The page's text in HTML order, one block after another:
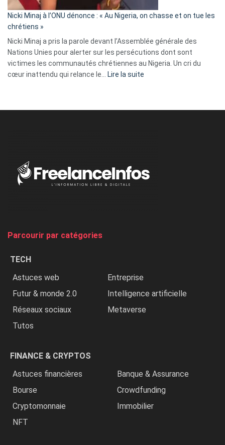
parle
ses
tripes »
Nicki Minaj à l’ONU dénonce : « Au Nigeria, on chasse et on tue les
chrétiens »
Nicki Minaj a pris la parole devant l’Assemblée générale des
Nations Unies pour alerter sur les persécutions dont sont
victimes les communautés chrétiennes au Nigeria. Un cri du
cœur inattendu qui relance le… Lire la suite
Nigeria,
Parcourir par catégories
TECH
Astuces web
Entreprise
Futur & monde 2.0
Intelligence artificielle
Réseaux sociaux
Metaverse
Tutos
FINANCE & CRYPTOS
Astuces financières
Banque & Assurance
Bourse
Crowdfunding
Cryptomonnaie
Immobilier
NFT